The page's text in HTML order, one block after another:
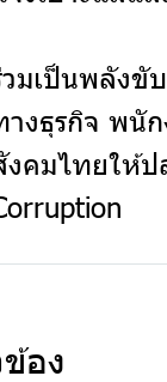
วมเป็นพลังขั
างธุรกิจ พนั
งคมไทยให้ป
อง